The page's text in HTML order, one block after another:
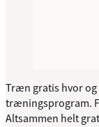
Træn gratis hvor
træningsprogram.
Altsammen helt